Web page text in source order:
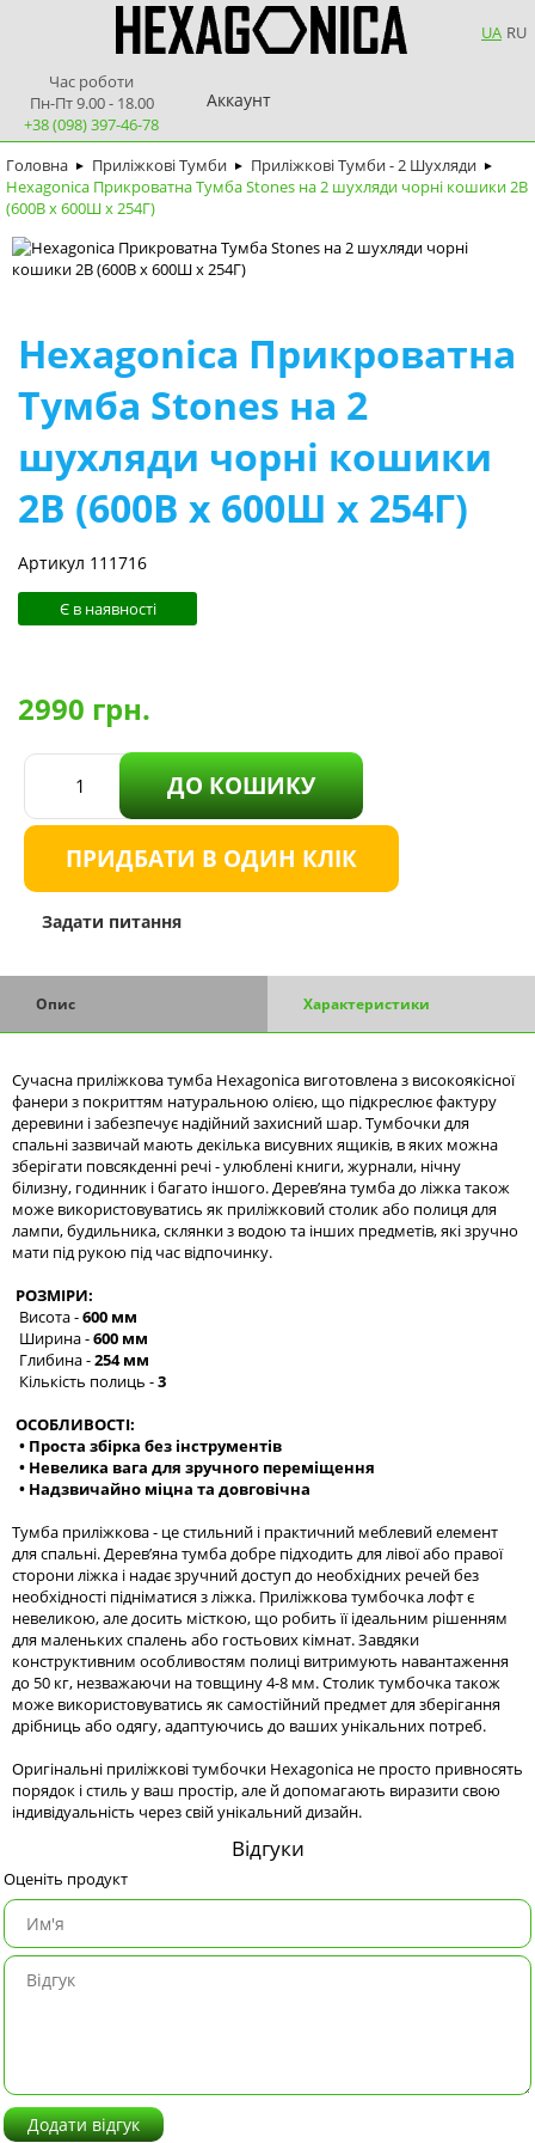
UA RU
Час роботи
Пн-Пт 9.00 - 18.00
+38 (098) 397-46-78
Аккаунт
Головна ► Приліжкові Тумби ► Приліжкові Тумби - 2 Шухляди ►
Hexagonica Прикроватна Тумба Stones на 2 шухляди чорні кошики 2В
(600В х 600Ш х 254Г)
Hexagonica Прикроватна
Тумба Stones на 2
шухляди чорні кошики
2В (600В х 600Ш х 254Г)
Артикул 111716
Є в наявності
2990 грн.
ДО КОШИКУ
ПРИДБАТИ В ОДИН КЛІК
Задати питання
Опис Характеристики
Сучасна приліжкова тумба Hexagonica виготовлена з високоякісної
фанери з покриттям натуральною олією, що підкреслює фактуру
деревини і забезпечує надійний захисний шар. Тумбочки для
спальні зазвичай мають декілька висувних ящиків, в яких можна
зберігати повсякденні речі - улюблені книги, журнали, нічну
білизну, годинник і багато іншого. Дерев’яна тумба до ліжка також
може використовуватись як приліжковий столик або полиця для
лампи, будильника, склянки з водою та інших предметів, які зручно
мати під рукою під час відпочинку.
РОЗМІРИ:
Висота -600 мм
Ширина -600 мм
Глибина -254 мм
Кількість полиць -3
ОСОБЛИВОСТІ:
• Проста збірка без інструментів
• Невелика вага для зручного переміщення
• Надзвичайно міцна та довговічна
Тумба приліжкова - це стильний і практичний меблевий елемент
для спальні. Дерев’яна тумба добре підходить для лівої або правої
сторони ліжка і надає зручний доступ до необхідних речей без
необхідності підніматися з ліжка. Приліжкова тумбочка лофт є
невеликою, але досить місткою, що робить її ідеальним рішенням
для маленьких спалень або гостьових кімнат. Завдяки
конструктивним особливостям полиці витримують навантаження
до 50 кг, незважаючи на товщину 4-8 мм. Столик тумбочка також
може використовуватись як самостійний предмет для зберігання
дрібниць або одягу, адаптуючись до ваших унікальних потреб.
Оригінальні приліжкові тумбочки Hexagonica не просто привносять
порядок і стиль у ваш простір, але й допомагають виразити свою
індивідуальність через свій унікальний дизайн.
Відгуки
Оценіть продукт
Додати відгук